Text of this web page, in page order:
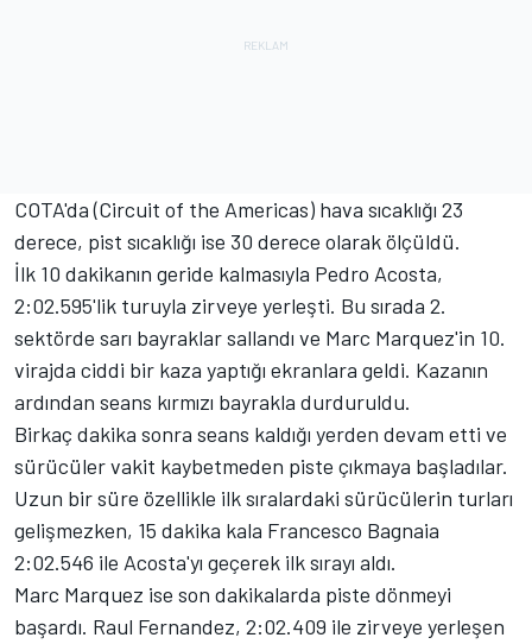
COTA'da (Circuit of the Americas) hava sıcaklığı 23
derece, pist sıcaklığı ise 30 derece olarak ölçüldü.
İlk 10 dakikanın geride kalmasıyla Pedro Acosta,
2:02.595'lik turuyla zirveye yerleşti. Bu sırada 2.
sektörde sarı bayraklar sallandı ve Marc Marquez'in 10.
virajda ciddi bir kaza yaptığı ekranlara geldi. Kazanın
ardından seans kırmızı bayrakla durduruldu.
Birkaç dakika sonra seans kaldığı yerden devam etti ve
sürücüler vakit kaybetmeden piste çıkmaya başladılar.
Uzun bir süre özellikle ilk sıralardaki sürücülerin turları
gelişmezken, 15 dakika kala Francesco Bagnaia
2:02.546 ile Acosta'yı geçerek ilk sırayı aldı.
Marc Marquez ise son dakikalarda piste dönmeyi
başardı. Raul Fernandez, 2:02.409 ile zirveye yerleşen